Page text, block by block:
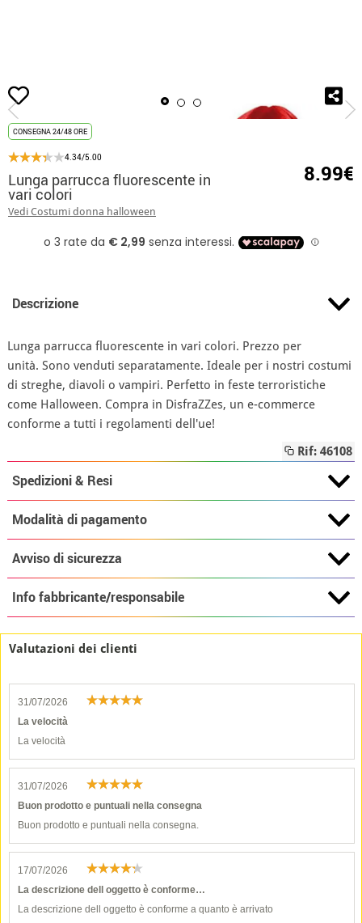
Inizio Lunga parrucca
CONSEGNA 24/48 ORE
4.34/5.00
Lunga parrucca fluorescente in
vari colori
Vedi Costumi donna halloween
8.99€
Descrizione
Lunga parrucca fluorescente in vari colori. Prezzo per
unità. Sono venduti separatamente. Ideale per i nostri costumi
di streghe, diavoli o vampiri. Perfetto in feste terroristiche
come Halloween. Compra in DisfraZZes, un e-commerce
conforme a tutti i regolamenti dell'ue!
Rif: 46108
Spedizioni & Resi
Modalità di pagamento
Avviso di sicurezza
Info fabbricante/responsabile
Valutazioni dei clienti
31/07/2026
La velocità
La velocità
31/07/2026
Buon prodotto e puntuali nella consegna
Buon prodotto e puntuali nella consegna.
17/07/2026
La descrizione dell oggetto è conforme…
La descrizione dell oggetto è conforme a quanto è arrivato